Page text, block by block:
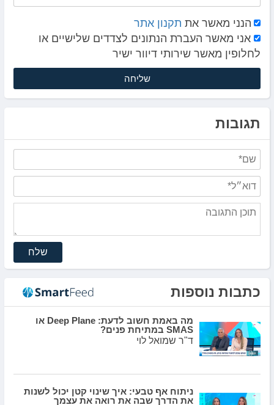
הנני מאשר את תקנון אתר
אני מאשר העברת הנתונים לצדדים שלישיים או
לחלופין מאשר שירותי דיוור ישיר
תגובות
שלח
כתבות נוספות
מה באמת חשוב לדעת: Deep Plane או
SMAS במתיחת פנים?
ד"ר שמואל לוי
ניתוח אף טבעי: איך שינוי קטן יכול לשנות
את הדרך שבה את רואה את עצמך